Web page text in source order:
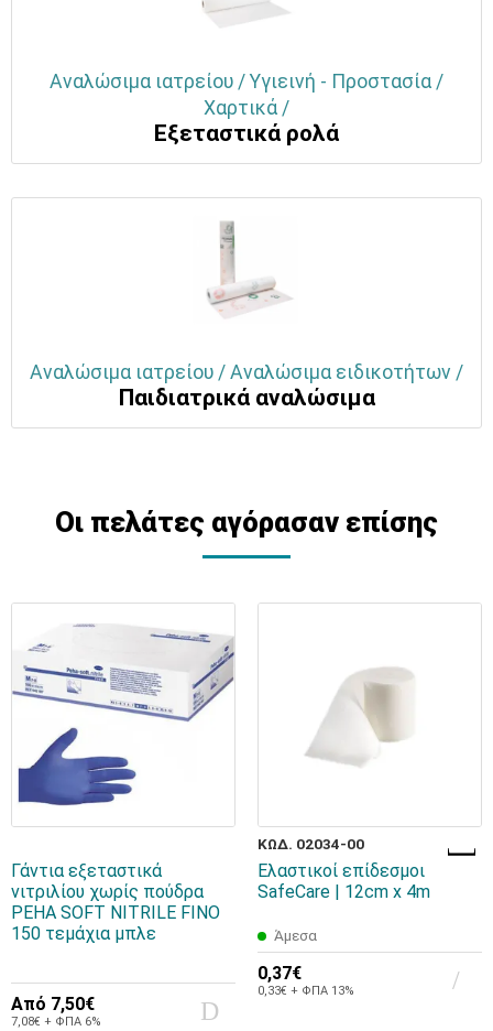
Αναλώσιμα ιατρείου / Υγιεινή - Προστασία /
Χαρτικά /
Εξεταστικά ρολά
Αναλώσιμα ιατρείου / Αναλώσιμα ειδικοτήτων /
Παιδιατρικά αναλώσιμα
Οι πελάτες αγόρασαν επίσης
Γάντια εξεταστικά
νιτριλίου χωρίς πούδρα
PEHA SOFT NITRILE FINO
150 τεμάχια μπλε
Από 7,50€
7,08€ + ΦΠΑ 6%
ΚΩΔ. 02034-00
Ελαστικοί επίδεσμοι
SafeCare | 12cm x 4m
Άμεσα
0,37€
0,33€ + ΦΠΑ 13%